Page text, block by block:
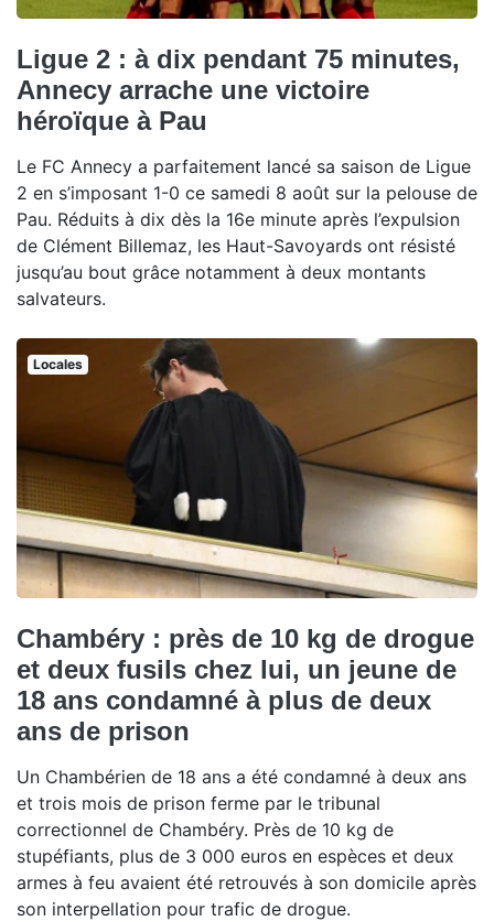
Ligue 2 : à dix pendant 75 minutes,
Annecy arrache une victoire
héroïque à Pau
Le FC Annecy a parfaitement lancé sa saison de Ligue
2 en s’imposant 1-0 ce samedi 8 août sur la pelouse de
Pau. Réduits à dix dès la 16e minute après l’expulsion
de Clément Billemaz, les Haut-Savoyards ont résisté
jusqu’au bout grâce notamment à deux montants
salvateurs.
Locales
Chambéry : près de 10 kg de drogue
et deux fusils chez lui, un jeune de
18 ans condamné à plus de deux
ans de prison
Un Chambérien de 18 ans a été condamné à deux ans
et trois mois de prison ferme par le tribunal
correctionnel de Chambéry. Près de 10 kg de
stupéfiants, plus de 3 000 euros en espèces et deux
armes à feu avaient été retrouvés à son domicile après
son interpellation pour trafic de drogue.